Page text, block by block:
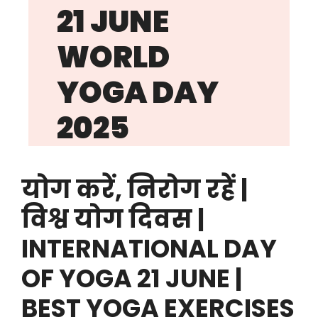
21 JUNE
WORLD
YOGA DAY
2025
योग करें, निरोग रहें |
विश्व योग दिवस |
INTERNATIONAL DAY
OF YOGA 21 JUNE |
BEST YOGA EXERCISES